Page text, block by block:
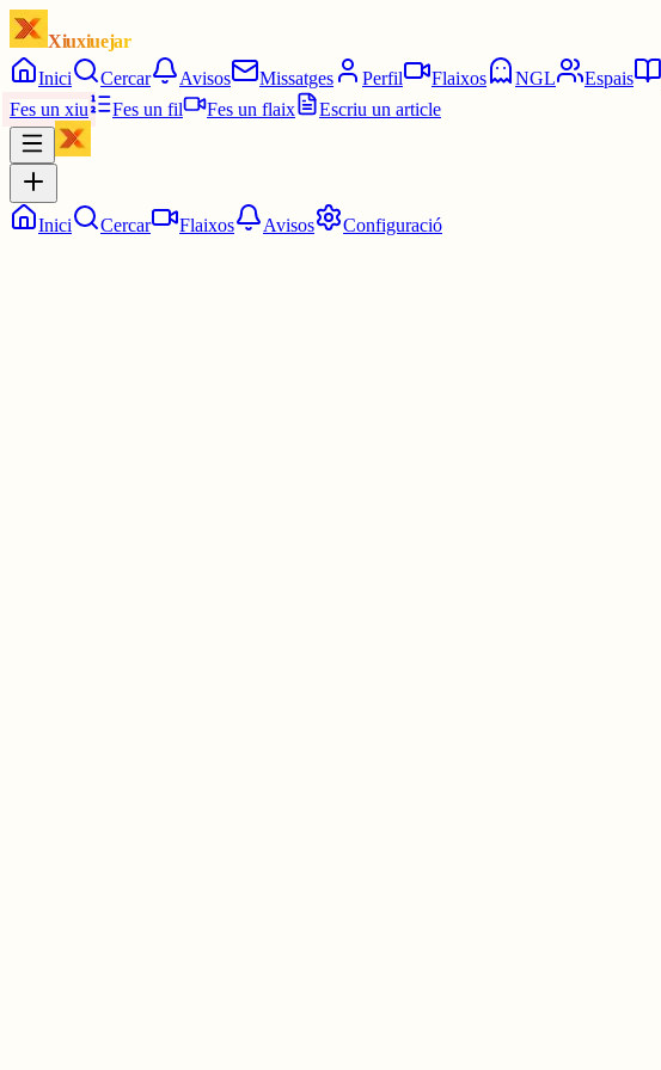
Xiuxiuejar
Inici
Cercar Avisos Missatges Perfil Flaixos NGL Espais
Fes un xiu
Fes un fil Fes un flaix Escriu un article
Inici Cercar Flaixos Avisos Configuració